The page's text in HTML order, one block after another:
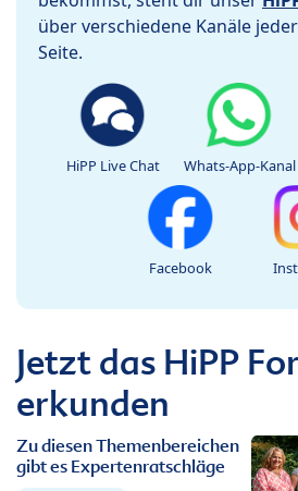
über verschiedene Kanäle
Seite.
HiPP Live Chat Whats-App-Kanal
Facebook
Jetzt das HiPP
erkunden
Zu diesen Themenbereichen
gibt es Expertenratschläge